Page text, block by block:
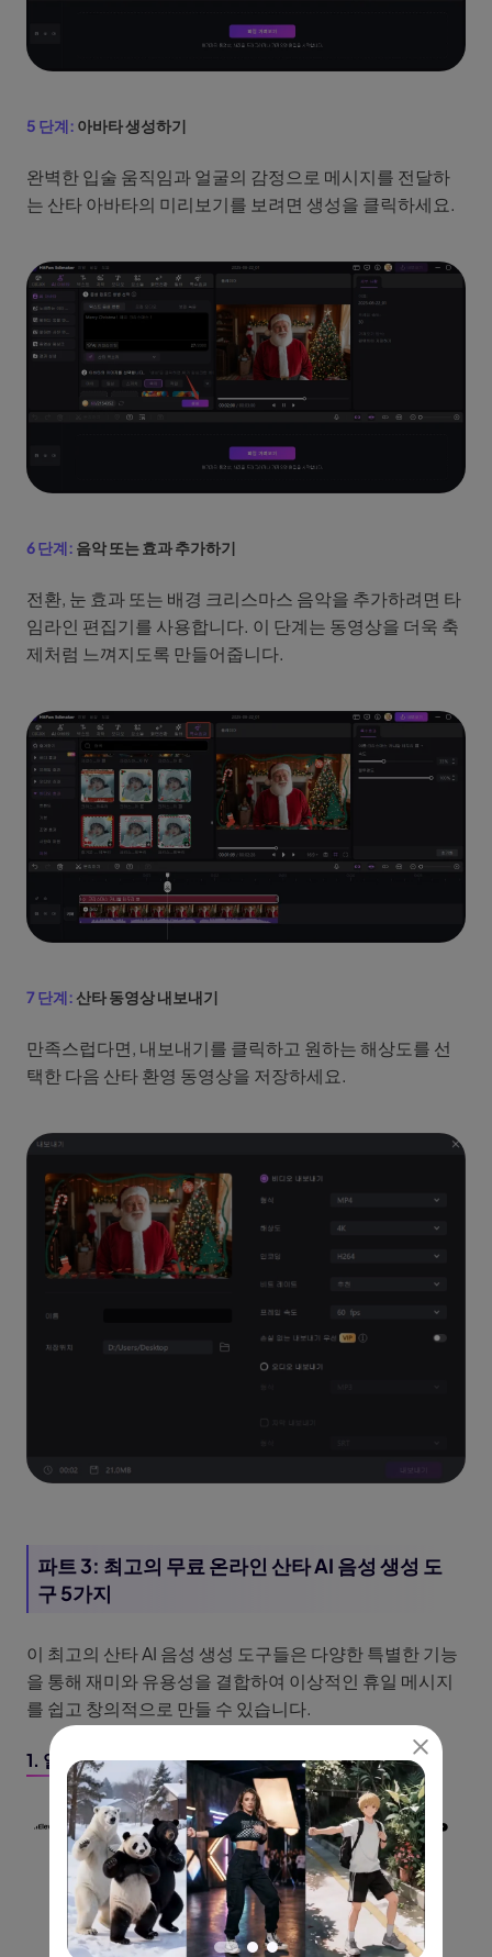
5 단계: 아바타 생성하기
완벽한 입술 움직임과 얼굴의 감정으로 메시지를 전달하
는 산타 아바타의 미리보기를 보려면 생성을 클릭하세요.
6 단계: 음악 또는 효과 추가하기
전환, 눈 효과 또는 배경 크리스마스 음악을 추가하려면 타
임라인 편집기를 사용합니다. 이 단계는 동영상을 더욱 축
제처럼 느껴지도록 만들어줍니다.
7 단계: 산타 동영상 내보내기
만족스럽다면, 내보내기를 클릭하고 원하는 해상도를 선
택한 다음 산타 환영 동영상을 저장하세요.
파트 3: 최고의 무료 온라인 산타 AI 음성 생성 도
구 5가지
이 최고의 산타 AI 음성 생성 도구들은 다양한 특별한 기능
을 통해 재미와 유용성을 결합하여 이상적인 휴일 메시지
를 쉽고 창의적으로 만들 수 있습니다.
1. 일레븐랩스